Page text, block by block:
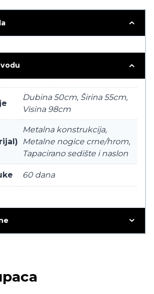
Dubina 50cm, Širina 55cm,
Visina 98cm
Metalna konstrukcija,
Metalne nogice crne/hrom,
Tapacirano sedište i naslon
60 dana